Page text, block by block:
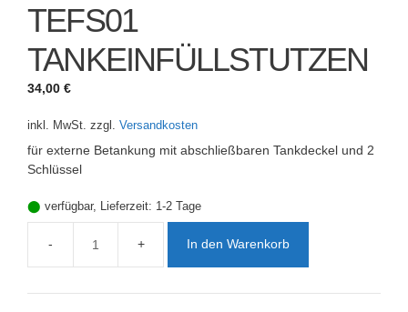
TEFS01
TANKEINFÜLLSTUTZEN
34,00 €
inkl. MwSt. zzgl. Versandkosten
für externe Betankung mit abschließbaren Tankdeckel und 2
Schlüssel
⬤ verfügbar, Lieferzeit: 1-2 Tage
TEFS01
Tankeinfüllstutzen
Menge
In den Warenkorb